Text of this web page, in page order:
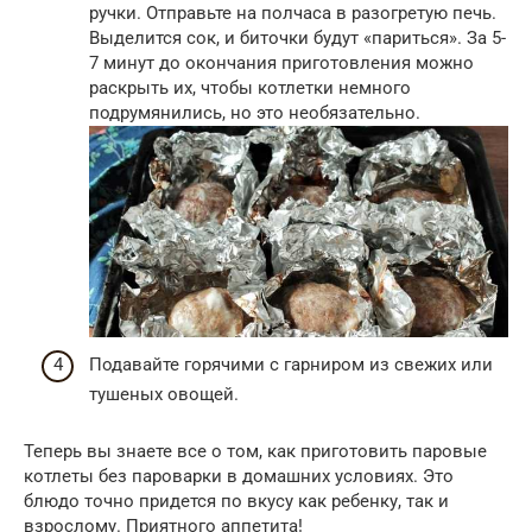
ручки. Отправьте на полчаса в разогретую печь.
Выделится сок, и биточки будут «париться». За 5-
7 минут до окончания приготовления можно
раскрыть их, чтобы котлетки немного
подрумянились, но это необязательно.
Подавайте горячими с гарниром из свежих или
тушеных овощей.
Теперь вы знаете все о том, как приготовить паровые
котлеты без пароварки в домашних условиях. Это
блюдо точно придется по вкусу как ребенку, так и
взрослому. Приятного аппетита!